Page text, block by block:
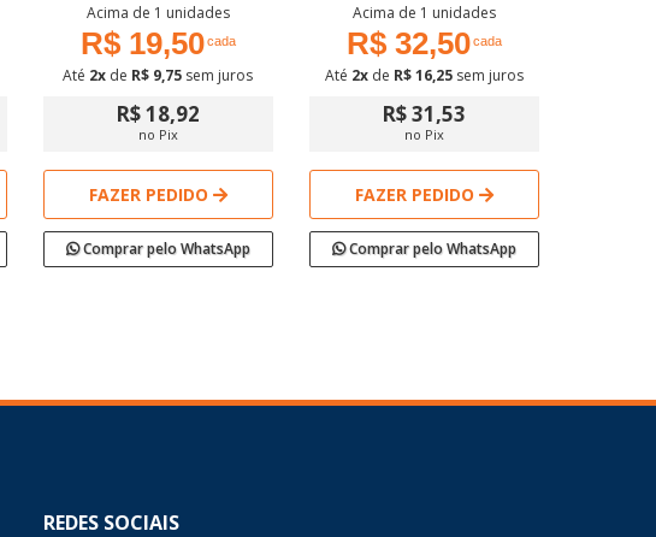
Acima de 1 unidades
R$ 19,50cada
Até 2x de R$ 9,75 sem juros
R$ 18,92
no Pix
FAZER PEDIDO
Comprar pelo WhatsApp
Acima de 1 unidades
R$ 32,50cada
Até 2xde R$ 16,25sem juros
R$ 31,53
no Pix
FAZER PEDIDO
Comprar pelo WhatsApp
REDES SOCIAIS